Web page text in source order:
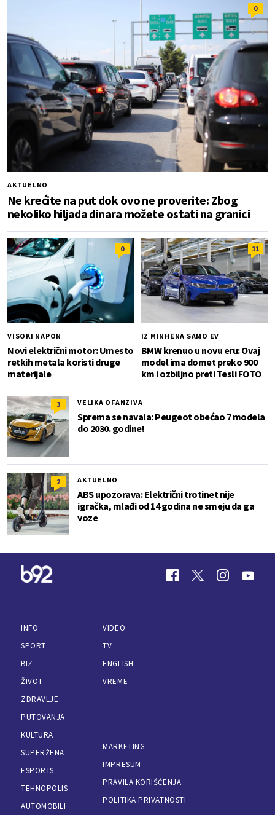
0
AKTUELNO
Ne krećite na put dok ovo ne proverite: Zbog
nekoliko hiljada dinara možete ostati na granici
0
VISOKI NAPON
Novi električni motor: Umesto
retkih metala koristi druge
materijale
11
IZ MINHENA SAMO EV
BMW krenuo u novu eru: Ovaj
model ima domet preko 900
km i ozbiljno preti Tesli FOTO
3 VELIKA OFANZIVA
Sprema se navala: Peugeot obećao 7 modela
do 2030. godine!
2 AKTUELNO
ABS upozorava: Električni trotinet nije
igračka, mlađi od 14 godina ne smeju da ga
voze
INFO
SPORT
BIZ
ŽIVOT
ZDRAVLJE
PUTOVANJA
KULTURA
SUPERŽENA
ESPORTS
TEHNOPOLIS
AUTOMOBILI
VIDEO
TV
ENGLISH
VREME
MARKETING
IMPRESUM
PRAVILA KORIŠĆENJA
POLITIKA PRIVATNOSTI